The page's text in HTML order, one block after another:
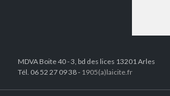
MDVA Boite 40 - 3, bd des lices 13201 Arles
Tél. 06 52 27 09 38 - 1905(a)laicite.fr